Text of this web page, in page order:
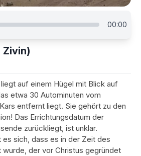
00:00
Zivin)
auf einem Hügel mit Blick auf
etwa 30 Autominuten vom
Kars entfernt liegt. Sie gehört zu den
Das Errichtungsdatum der
zurückliegt, ist unklar.
sich, dass es in der Zeit des
wurde, der vor Christus gegründet